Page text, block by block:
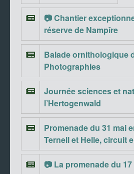
📷 Chantier
réserve de Nampîre
Balade ornithologique
Photographies
Journée sciences et
l’Hertogenwald
Promenade du 31 mai
Ternell et Helle, circuit
📷 La promenade du